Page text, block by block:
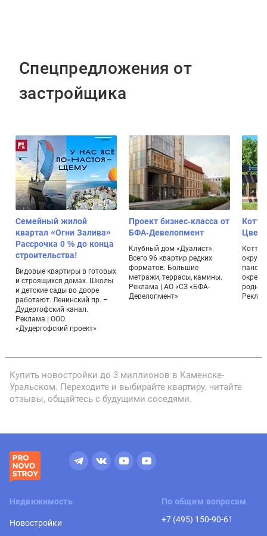
Спецпредложения от
застройщика
Семейный жилой
квартал «Огни Залива»
Рассрочка 0 % до конца
строительства!
Видовые квартиры в готовых
и строящихся домах. Школы
и детские сады во дворе
работают. Ленинский пр. –
Дудергофский канал.
Реклама | ООО
«Дудергофский проект»
Проект бизнес-класса от
БФА-Девелопмент
Клубный дом «Дуалист».
Всего 96 квартир редких
форматов. Большие
метражи, террасы, камины.
Реклама | АО «СЗ «БФА-
Девелопмент»
Купить новостройки до 3 миллионов в Каменске-
Уральском. Переходите и выбирайте квартиру, читайте
отзывы, общайтесь с будущими соседями.
Недвижимость
Новостройки
По общим вопросам
+7 (495) 150-90-61